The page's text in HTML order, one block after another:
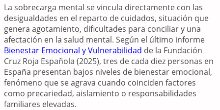
La sobrecarga mental se vincula directamente con las
desigualdades en el reparto de cuidados, situación que
genera agotamiento, dificultades para conciliar y una
afectación en la salud mental. Según el último informe
Bienestar Emocional y Vulnerabilidad de la Fundación
Cruz Roja Española (2025), tres de cada diez personas en
España presentan bajos niveles de bienestar emocional,
fenómeno que se agrava cuando coinciden factores
como precariedad, aislamiento o responsabilidades
familiares elevadas.